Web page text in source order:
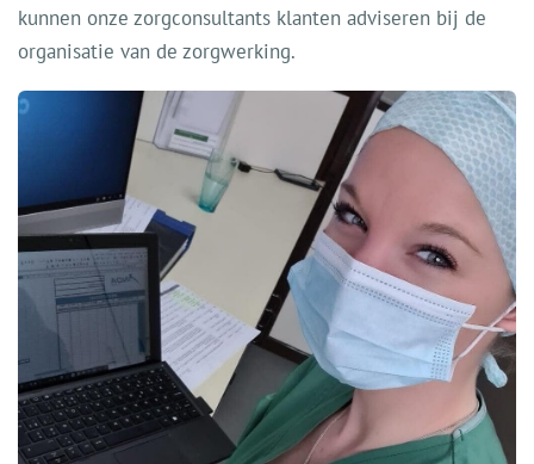
kunnen onze zorgconsultants klanten adviseren bij de
organisatie van de zorgwerking.